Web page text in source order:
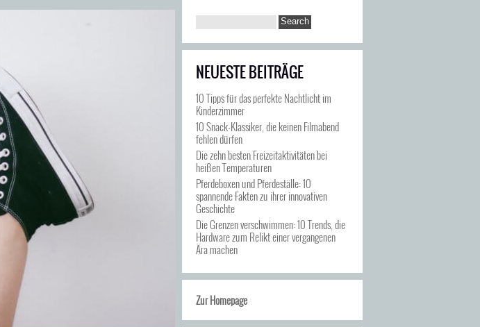
NEUESTE BEITRÄGE
10 Tipps für das perfekte Nachtlicht im
Kinderzimmer
10 Snack-Klassiker, die keinen Filmabend
fehlen dürfen
Die zehn besten Freizeitaktivitäten bei
heißen Temperaturen
Pferdeboxen und Pferdeställe: 10
spannende Fakten zu ihrer innovativen
Geschichte
Die Grenzen verschwimmen: 10 Trends, die
Hardware zum Relikt einer vergangenen
Ära machen
Zur Homepage